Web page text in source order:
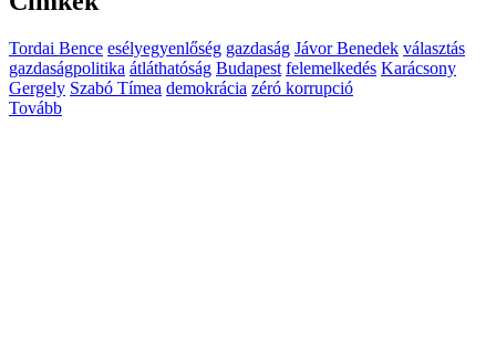
Tordai Bence esélyegyenlőség gazdaság Jávor Benedek választás
gazdaságpolitika átláthatóság Budapest felemelkedés Karácsony
Gergely Szabó Tímea demokrácia zéró korrupció
Tovább